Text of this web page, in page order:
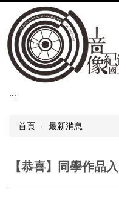
到
主
要
內
:::
首頁 最新消息
【恭喜】同學作品